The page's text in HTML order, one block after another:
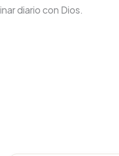
diario con Dios.